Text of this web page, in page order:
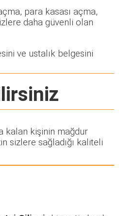
para kasası açma,
daha güvenli olan
ve ustalık belgesini
kalan kişinin mağdur
sizlere sağladığı kaliteli